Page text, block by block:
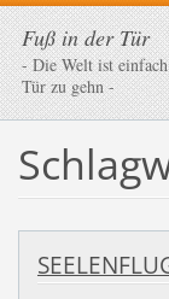
Fuß in der Tür
- Die Welt ist
Tür zu gehn -